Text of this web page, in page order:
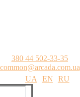
380 44 502-33-35
common@arcada.com.ua
UA
EN
RU